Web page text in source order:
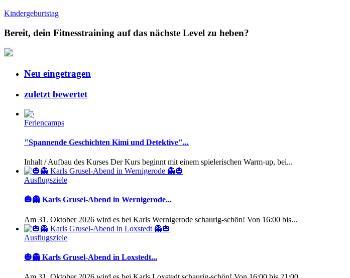
Kindergeburtstag
Bereit, dein Fitnesstraining auf das nächste Level zu heben?
Neu eingetragen
zuletzt bewertet
Feriencamps
"Spannende Geschichten Kimi und Detektive"...
Inhalt / Aufbau des Kurses Der Kurs beginnt mit einem spielerischen Warm-up, bei...
Ausflugsziele
🎃👻 Karls Grusel-Abend in Wernigerode...
Am 31. Oktober 2026 wird es bei Karls Wernigerode schaurig-schön! Von 16:00 bis...
Ausflugsziele
🎃👻 Karls Grusel-Abend in Loxstedt...